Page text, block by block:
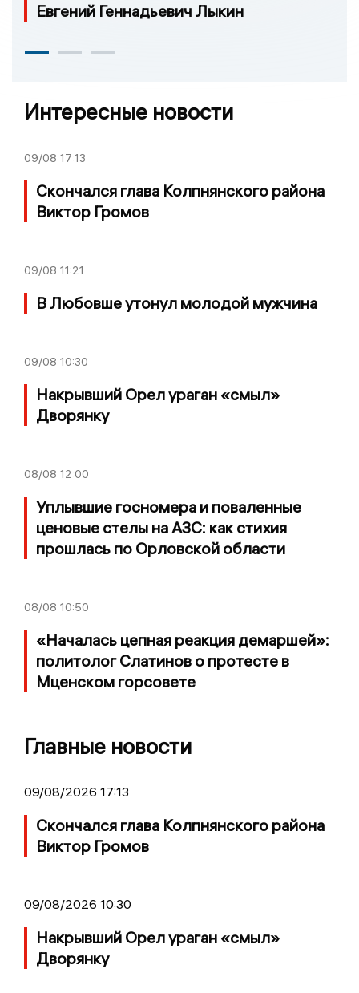
Евгений Геннадьевич Лыкин
Интересные новости
09/08 17:13
Скончался глава Колпнянского района
Виктор Громов
09/08 11:21
В Любовше утонул молодой мужчина
09/08 10:30
Накрывший Орел ураган «смыл»
Дворянку
08/08 12:00
Уплывшие госномера и поваленные
ценовые стелы на АЗС: как стихия
прошлась по Орловской области
08/08 10:50
«Началась цепная реакция демаршей»:
политолог Слатинов о протесте в
Мценском горсовете
Главные новости
09/08/2026 17:13
Скончался глава Колпнянского района
Виктор Громов
09/08/2026 10:30
Накрывший Орел ураган «смыл»
Дворянку